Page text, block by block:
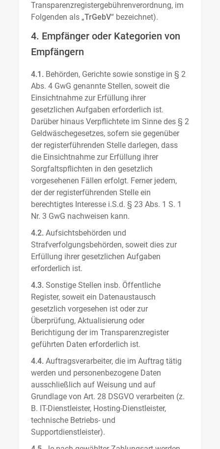
Transparenzregistergebührenverordnung, im
Folgenden als „TrGebV“ bezeichnet).
4. Empfänger oder Kategorien von
Empfängern
4.1. Behörden, Gerichte sowie sonstige in § 2
Abs. 4 GwG genannte Stellen, soweit die
Einsichtnahme zur Erfüllung ihrer
gesetzlichen Aufgaben erforderlich ist.
Darüber hinaus Verpflichtete im Sinne des § 2
Geldwäschegesetzes, sofern sie gegenüber
der registerführenden Stelle darlegen, dass
die Einsichtnahme zur Erfüllung ihrer
Sorgfaltspflichten in den gesetzlich
vorgesehenen Fällen erfolgt. Ferner jedem,
der der registerführenden Stelle ein
berechtigtes Interesse i.S.d. § 23 Abs. 1 S. 1
Nr. 3 GwG nachweisen kann.
4.2. Aufsichtsbehörden und
Strafverfolgungsbehörden, soweit dies zur
Erfüllung ihrer gesetzlichen Aufgaben
erforderlich ist.
4.3. Sonstige Stellen insb. Öffentliche
Register, soweit ein Datenaustausch
gesetzlich vorgesehen ist oder zur
Überprüfung, Aktualisierung oder
Berichtigung der im Transparenzregister
geführten Daten erforderlich ist.
4.4. Auftragsverarbeiter, die im Auftrag tätig
werden und personenbezogene Daten
ausschließlich auf Weisung und auf
Grundlage von Art. 28 DSGVO verarbeiten (z.
B. IT-Dienstleister, Hosting-Dienstleister,
technische Betriebs- und
Supportdienstleister).